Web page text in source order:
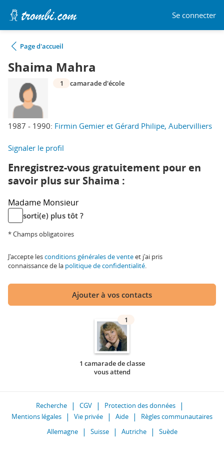
Se connecter
Page d'accueil
Shaima Mahra
1987 - 1990: Firmin Gemier et Gérard Philipe, Aubervilliers
1 camarade d'école
Signaler le profil
Enregistrez-vous gratuitement pour en
savoir plus sur Shaima :
Madame Monsieur
sorti(e) plus tôt ?
* Champs obligatoires
J'accepte lesconditions générales de venteet j'ai pris
connaissance de la politique de confidentialité.
Ajouter à vos contacts
1
1 camarade de classe
vous attend
Recherche CGV
Protection des données
Mentions légales
Vie privée Aide
Règles communautaires
Allemagne
Suisse Autriche Suède